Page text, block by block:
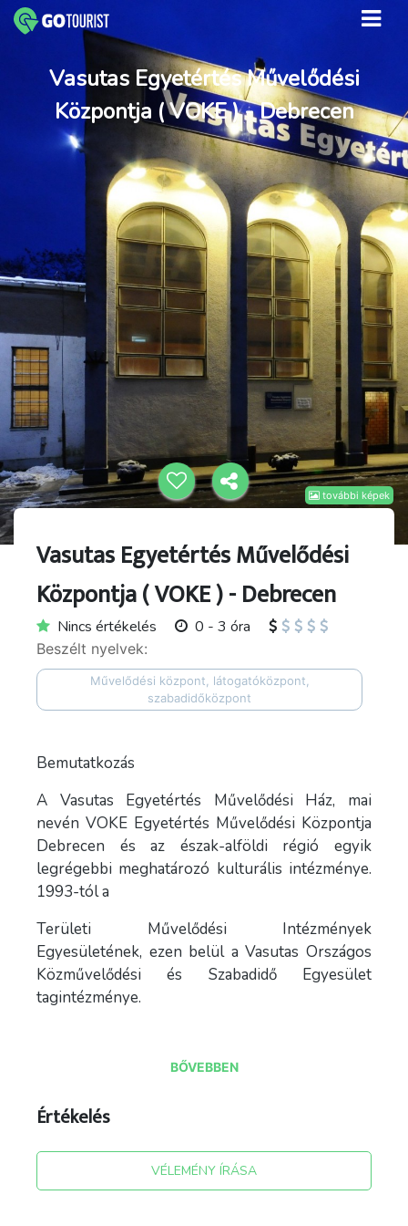
további képek
Vasutas Egyetértés Művelődési
Központja ( VOKE ) - Debrecen
Vasutas Egyetértés Művelődési
Központja ( VOKE ) - Debrecen
Nincs értékelés 0 - 3 óra
Beszélt nyelvek:
Művelődési központ, látogatóközpont,
szabadidőközpont
Bemutatkozás
A Vasutas Egyetértés Művelődési Ház, mai
nevén VOKE Egyetértés Művelődési Központja
Debrecen és az észak-alföldi régió egyik
legrégebbi meghatározó kulturális intézménye.
1993-tól a
Területi Művelődési Intézmények
Egyesületének, ezen belül a Vasutas Országos
Közművelődési és Szabadidő Egyesület
tagintézménye.
Az idén 120 éves fennállását közönségbarát
törekvéseinek, kisközösségei támogatásának,
utóbbi években a művelődési központ -amely a
tradíciókra való rámutatás igénye miatt máig őrzi
BŐVEBBEN
Értékelés
VÉLEMÉNY ÍRÁSA